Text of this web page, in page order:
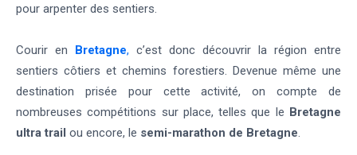
pour arpenter des sentiers.
Courir en Bretagne, c’est donc découvrir la région entre
sentiers côtiers et chemins forestiers. Devenue même une
destination prisée pour cette activité, on compte de
nombreuses compétitions sur place, telles que le Bretagne
ultra trail ou encore, le semi-marathon de Bretagne.